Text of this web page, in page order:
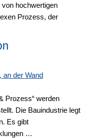
hochwertigen
Prozess, der
Prozess“ werden
Die Bauindustrie legt
Es gibt
…